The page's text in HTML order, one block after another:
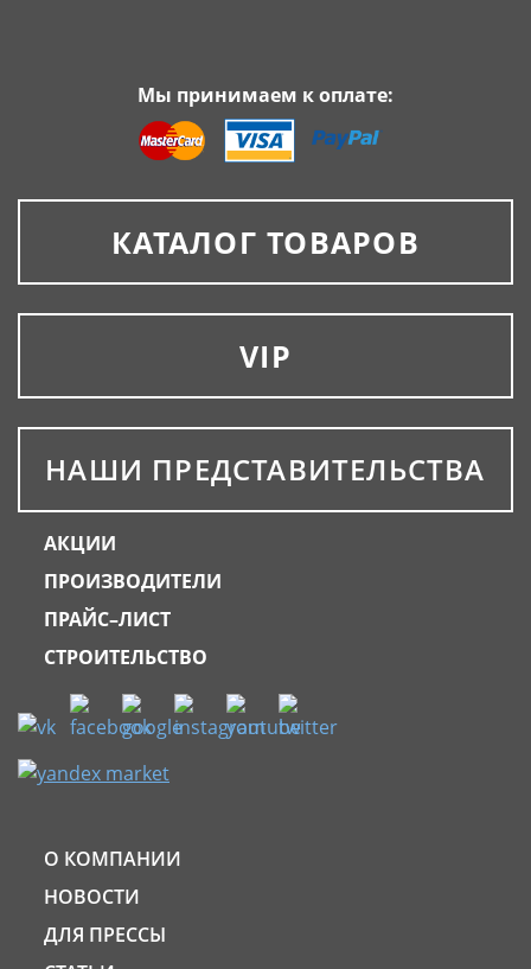
Мы принимаем к оплате:
КАТАЛОГ ТОВАРОВ
VIP
НАШИ ПРЕДСТАВИТЕЛЬСТВА
АКЦИИ
ПРОИЗВОДИТЕЛИ
ПРАЙС–ЛИСТ
СТРОИТЕЛЬСТВО
О КОМПАНИИ
НОВОСТИ
ДЛЯ ПРЕССЫ